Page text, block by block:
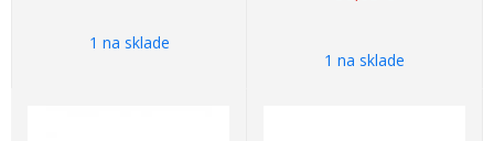
1 na sklade
1 na sklade